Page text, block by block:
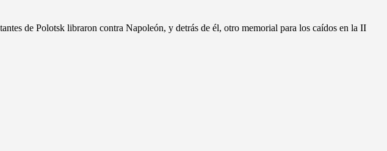
de Polotsk libraron contra Napoleón, y detrás de él, otro memorial para los caídos en la II